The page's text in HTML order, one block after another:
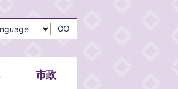
GO
市政